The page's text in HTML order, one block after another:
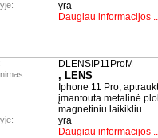
yra
Daugiau informacijos
DLENSIP11ProM
, LENS
Iphone 11 Pro,
įmantouta metalinė
magnetiniu laikikliu
yra
Daugiau informacijos